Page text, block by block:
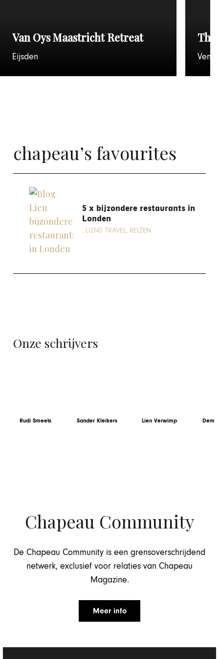
Van Oys Maastricht Retreat
Eijsden Venlo
chapeau’s favourites
5 x bijzondere restaurants in
Londen
, LIENS TRAVEL, REIZEN
Onze schrijvers
Rudi Smeets Sander Kleikers Lien Verwimp Demy
Chapeau Community
De Chapeau Community is een grensoverschrijdend
netwerk, exclusief voor relaties van Chapeau
Magazine.
Meer info